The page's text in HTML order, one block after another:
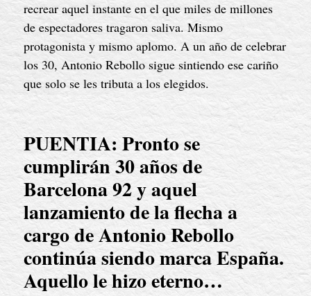
recrear aquel instante en el que miles de millones
de espectadores tragaron saliva. Mismo
protagonista y mismo aplomo. A un año de celebrar
los 30, Antonio Rebollo sigue sintiendo ese cariño
que solo se les tributa a los elegidos.
PUENTIA: Pronto se
cumplirán 30 años de
Barcelona 92 y aquel
lanzamiento de la flecha a
cargo de Antonio Rebollo
continúa siendo marca España.
Aquello le hizo eterno…